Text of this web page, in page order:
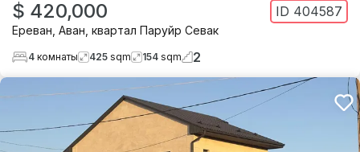
$ 420,000 ID 404587
Ереван Аван квартал Паруйр Севак
4 комнаты 425 sqm 154 sqm 2